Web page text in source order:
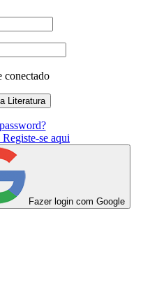
conectado
se aqui
Fazer login com Google